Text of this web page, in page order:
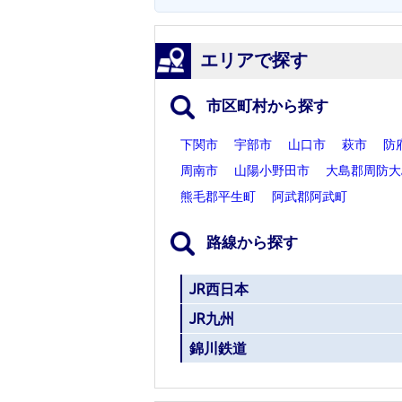
エリアで探す
市区町村から探す
下関市 宇部市 山口市 萩市
防
周南市
山陽小野田市
大島郡周防
熊毛郡平生町
阿武郡阿武町
路線から探す
JR西日本
JR九州
錦川鉄道